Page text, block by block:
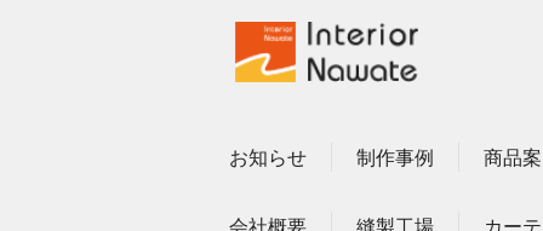
お知らせ 制作事例 商品